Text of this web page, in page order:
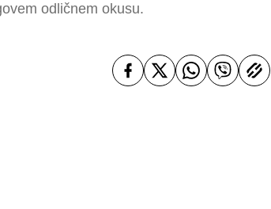
odličnem okusu.